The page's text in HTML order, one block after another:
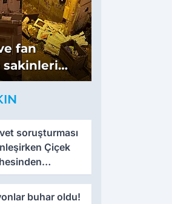
fan
sakinleri
soruşturması
Çiçek
savunması
buhar oldu!